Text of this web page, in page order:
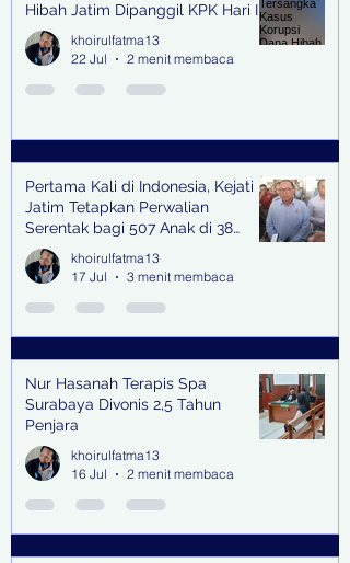
Hibah Jatim Dipanggil KPK Hari Ini
khoirulfatma13
22 Jul
2 menit membaca
Pertama Kali di Indonesia, Kejati
Jatim Tetapkan Perwalian
Serentak bagi 507 Anak di 38
Kabupaten & Kota
khoirulfatma13
17 Jul
3 menit membaca
Nur Hasanah Terapis Spa
Surabaya Divonis 2,5 Tahun
Penjara
khoirulfatma13
16 Jul
2 menit membaca